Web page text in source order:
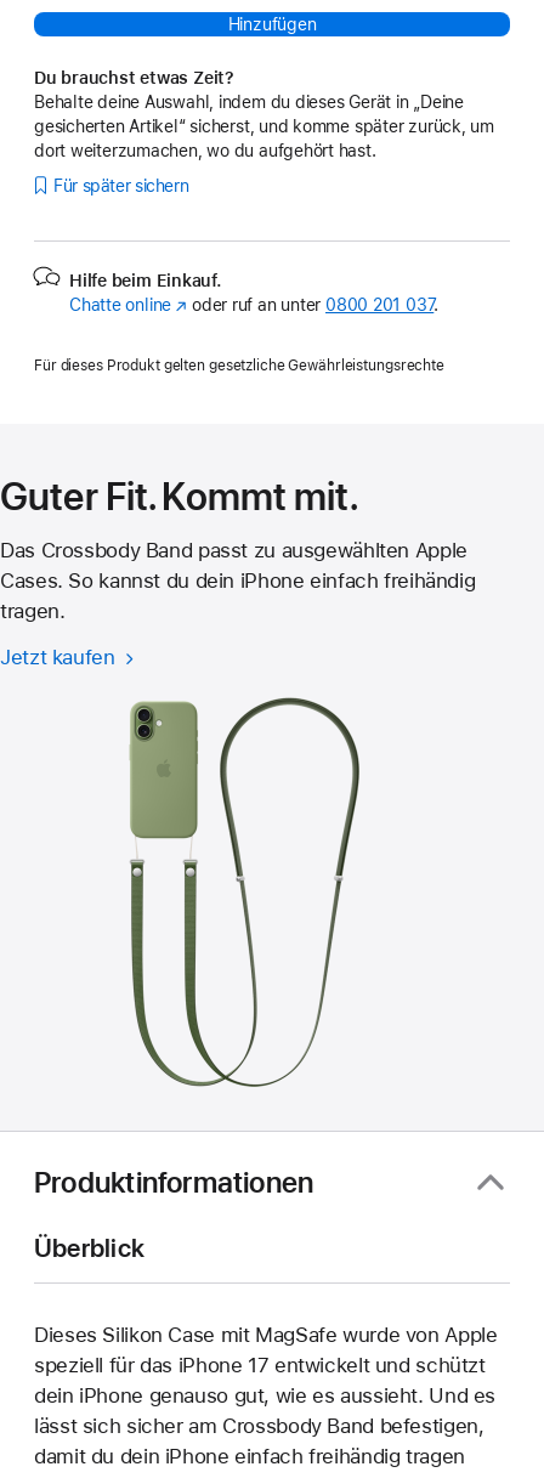
Hinzufügen
Du brauchst etwas Zeit?
Behalte deine Auswahl, indem du dieses Gerät in „Deine
gesicherten Artikel“ sicherst, und komme später zurück, um
dort weiterzumachen, wo du aufgehört hast.
Für später sichern
Hilfe beim Einkauf.
Chatte online (Öffnet
Fenster)
oder ruf an unter 0800 201 037.
Für dieses Produkt gelten gesetzliche Gewährleistungsrechte
Guter Fit. Kommt mit.
Das Crossbody Band passt zu ausgewählten Apple
Cases. So kannst du dein iPhone einfach freihändig
tragen.
Jetzt kaufen Crossbody
für
iPhone 17
Produktinformationen
Überblick
Dieses Silikon Case mit MagSafe wurde von Apple
speziell für das iPhone 17 entwickelt und schützt
dein iPhone genauso gut, wie es aussieht. Und es
lässt sich sicher am Crossbody Band befestigen,
damit du dein iPhone einfach freihändig tragen